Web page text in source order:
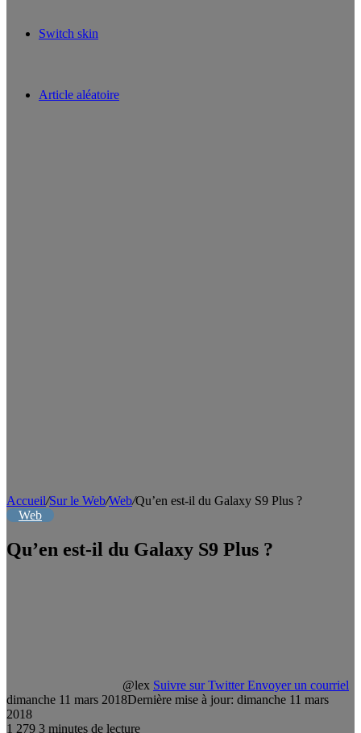
Switch skin
Article aléatoire
Accueil/Sur le Web/Web/Qu’en est-il du Galaxy S9 Plus ?
Web
Qu’en est-il du Galaxy S9 Plus ?
@lex Suivre sur Twitter Envoyer un courriel
dimanche 11 mars 2018Dernière mise à jour: dimanche 11 mars
2018
1 279 3 minutes de lecture